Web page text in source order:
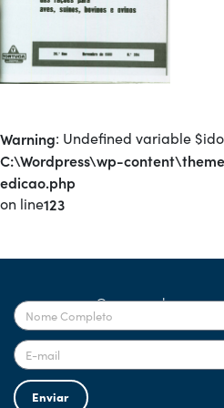
Warning: Undefined variable
C:\Wordpress\wp-
edicao.php
on line123
Quer receber
Enviar